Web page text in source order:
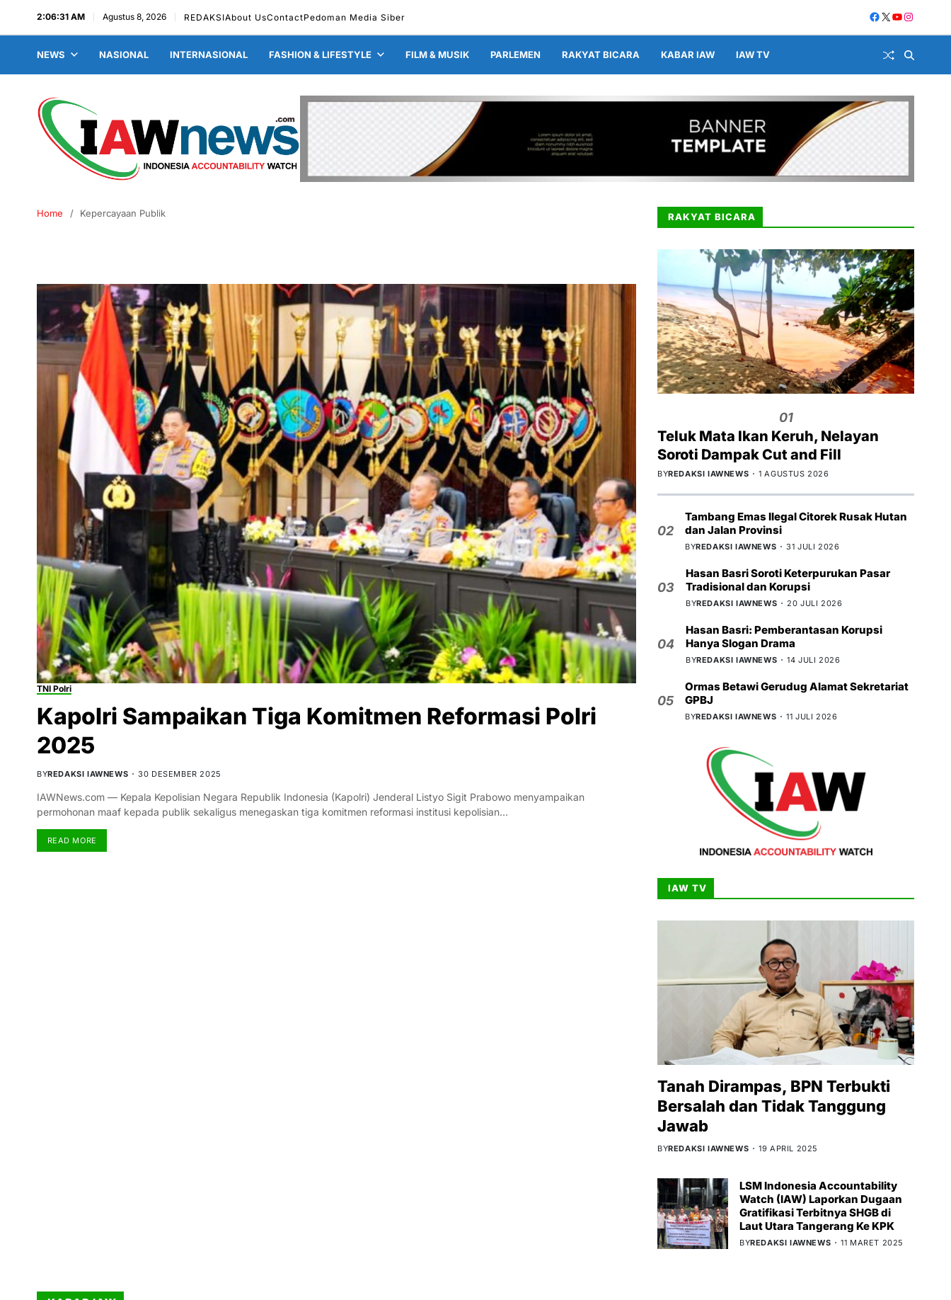
2:06:32 AM Agustus 8, 2026 REDAKSIAbout UsContactPedoman Media Siber
NEWS NASIONAL INTERNASIONAL FASHION & LIFESTYLE FILM & MUSIK PARLEMEN RAKYAT BICARA KABAR IAW IAW TV
Home Kepercayaan Publik
TNI Polri
Kapolri Sampaikan Tiga Komitmen Reformasi Polri
2025
BYREDAKSI IAWNEWS 30 DESEMBER 2025
IAWNews.com — Kepala Kepolisian Negara Republik Indonesia (Kapolri) Jenderal Listyo Sigit Prabowo menyampaikan
permohonan maaf kepada publik sekaligus menegaskan tiga komitmen reformasi institusi kepolisian…
READ MORE
RAKYAT BICARA
01
Teluk Mata Ikan Keruh, Nelayan
Soroti Dampak Cut and Fill
BYREDAKSI IAWNEWS 1 AGUSTUS 2026
02
Tambang Emas Ilegal Citorek Rusak Hutan
dan Jalan Provinsi
BYREDAKSI IAWNEWS 31 JULI 2026
03
Hasan Basri Soroti Keterpurukan Pasar
Tradisional dan Korupsi
BYREDAKSI IAWNEWS 20 JULI 2026
04
Hasan Basri: Pemberantasan Korupsi
Hanya Slogan Drama
BYREDAKSI IAWNEWS 14 JULI 2026
05
Ormas Betawi Gerudug Alamat Sekretariat
GPBJ
BYREDAKSI IAWNEWS 11 JULI 2026
IAW TV
Tanah Dirampas, BPN Terbukti
Bersalah dan Tidak Tanggung
Jawab
BYREDAKSI IAWNEWS 19 APRIL 2025
LSM Indonesia Accountability
Watch (IAW) Laporkan Dugaan
Gratifikasi Terbitnya SHGB di
Laut Utara Tangerang Ke KPK
BYREDAKSI IAWNEWS 11 MARET 2025